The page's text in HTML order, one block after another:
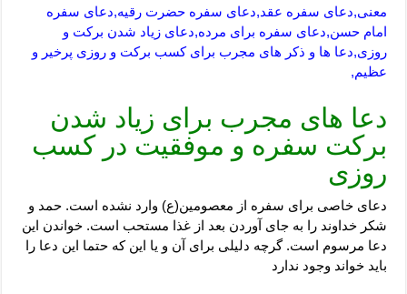
معنی,دعای سفره عقد,دعای سفره حضرت رقیه,دعای سفره
امام حسن,دعای سفره برای مرده,دعای زیاد شدن برکت و
روزی,دعا ها و ذکر های مجرب برای کسب برکت و روزی پرخیر و
عظیم,
دعا های مجرب برای زیاد شدن
برکت سفره و موفقیت در کسب
روزی
دعاى خاصى براى سفره از معصومين(ع) وارد نشده است. حمد و
شكر خداوند را به جاى آوردن بعد از غذا مستحب است. خواندن اين
دعا مرسوم است. گرچه دليلى براى آن و يا اين كه حتما اين دعا را
بايد خواند وجود ندارد